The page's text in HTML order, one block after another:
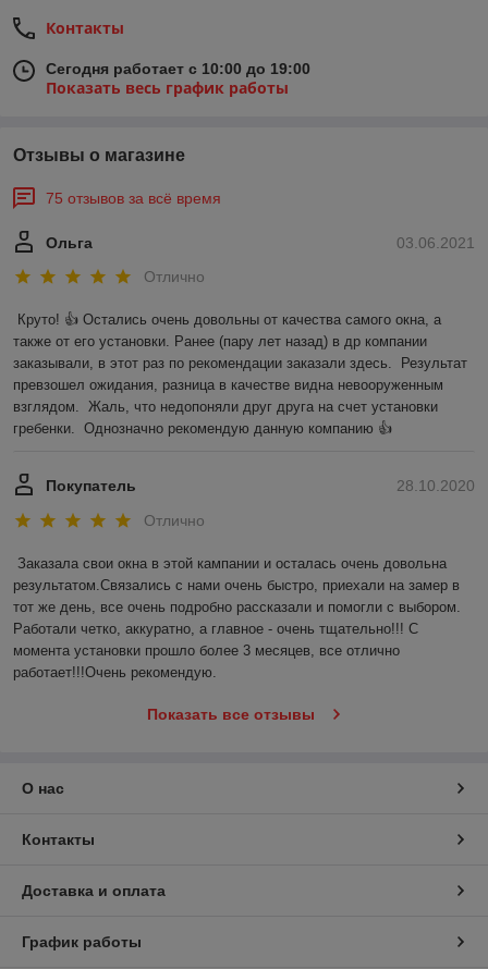
Контакты
Сегодня работает с 10:00 до 19:00
Показать весь график работы
Отзывы о магазине
75 отзывов за всё время
03.06.2021
Ольга
Отлично
Круто! 👍 Остались очень довольны от качества самого окна, а
также от его установки. Ранее (пару лет назад) в др компании
заказывали, в этот раз по рекомендации заказали здесь.  Результат
превзошел ожидания, разница в качестве видна невооруженным
взглядом.  Жаль, что недопоняли друг друга на счет установки
гребенки.  Однозначно рекомендую данную компанию 👍
28.10.2020
Покупатель
Отлично
Заказала свои окна в этой кампании и осталась очень довольна
результатом.Связались с нами очень быстро, приехали на замер в
тот же день, все очень подробно рассказали и помогли с выбором.
Работали четко, аккуратно, а главное - очень тщательно!!! С
момента установки прошло более 3 месяцев, все отлично
работает!!!Очень рекомендую.
Показать все отзывы
О нас
Контакты
Доставка и оплата
График работы